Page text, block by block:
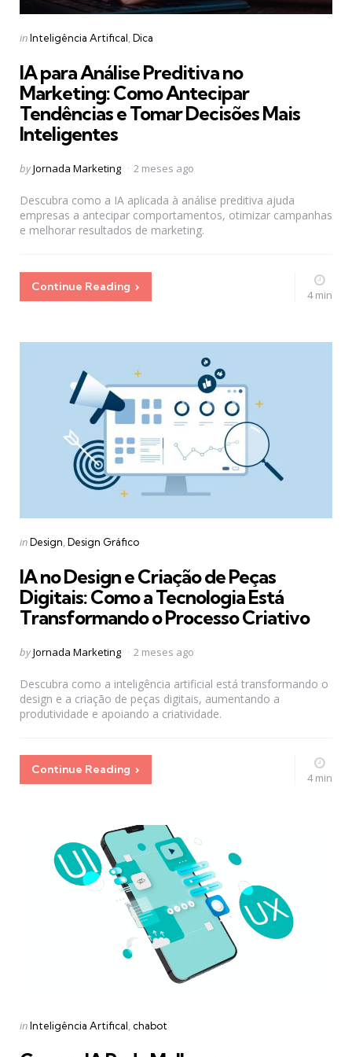
Categories
Posted
inInteligência Artifical Dica
IA para Análise Preditiva no
Marketing: Como Antecipar
Tendências e Tomar Decisões Mais
Inteligentes
Posted
byJornada Marketing 2 meses ago
Descubra como a IA aplicada à análise preditiva ajuda
empresas a antecipar comportamentos, otimizar campanhas
e melhorar resultados de marketing.
Continue Reading
4 min
Categories
Posted
inDesign Design Gráfico
IA no Design e Criação de Peças
Digitais: Como a Tecnologia Está
Transformando o Processo Criativo
Posted
byJornada Marketing 2 meses ago
Descubra como a inteligência artificial está transformando o
design e a criação de peças digitais, aumentando a
produtividade e apoiando a criatividade.
Continue Reading
4 min
Categories
Posted
inInteligência Artifical chabot